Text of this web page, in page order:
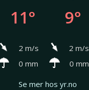
11°
2 m/s
0 mm
9°
2 m/s
0 mm
Se mer hos yr.no